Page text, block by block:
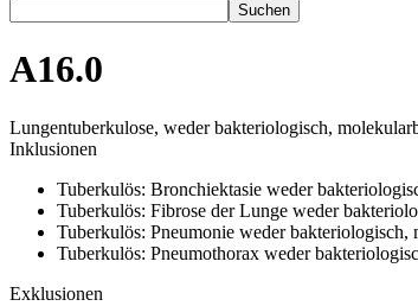
Suchen
A16.0
Lungentuberkulose, weder bakteriologisch,
Inklusionen
Tuberkulös: Bronchiektasie weder
Tuberkulös: Fibrose der Lunge weder
Tuberkulös: Pneumonie weder
Tuberkulös: Pneumothorax weder
Exklusionen